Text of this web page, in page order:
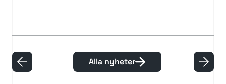
Alla nyheter